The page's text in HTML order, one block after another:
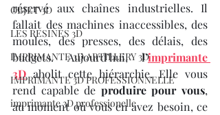
OBJET 3D
LES RESINES 3D
IMPRIMANTE 3D ARTILLERY 3D
IMPRIMANTE 3D PROFESSIONNELLE
imprimante 3D professionelle
réservé aux chaînes industrielles. Il
fallait des machines inaccessibles, des
moules, des presses, des délais, des
budgets. Aujourd’hui, l’imprimante
3D abolit cette hiérarchie. Elle vous
rend capable de produire pour vous,
au moment où vous en avez besoin, ce